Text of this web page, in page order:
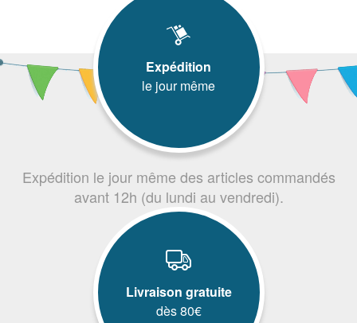
Expédition
le jour même
Expédition le jour même des articles commandés
avant 12h (du lundi au vendredi).
Livraison gratuite
dès 80€